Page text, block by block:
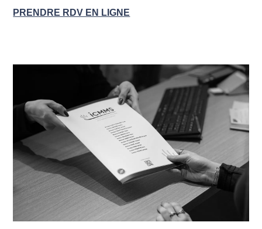
PRENDRE RDV EN LIGNE